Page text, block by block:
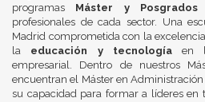
programas Máster y Posgrados
profesionales de cada sector. Una
Madrid comprometida con la
la educación y tecnologíaen
empresarial. Dentro de nuestros
encuentran el Máster en
su capacidad para formar a líderes en